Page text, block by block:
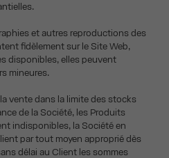
et autres reproductions des
fidèlement sur le Site Web,
disponibles, elles peuvent
mineures.
vente dans la limite des stocks
de la Société, les Produits
indisponibles, la Société en
par tout moyen approprié dès
délai au Client les sommes